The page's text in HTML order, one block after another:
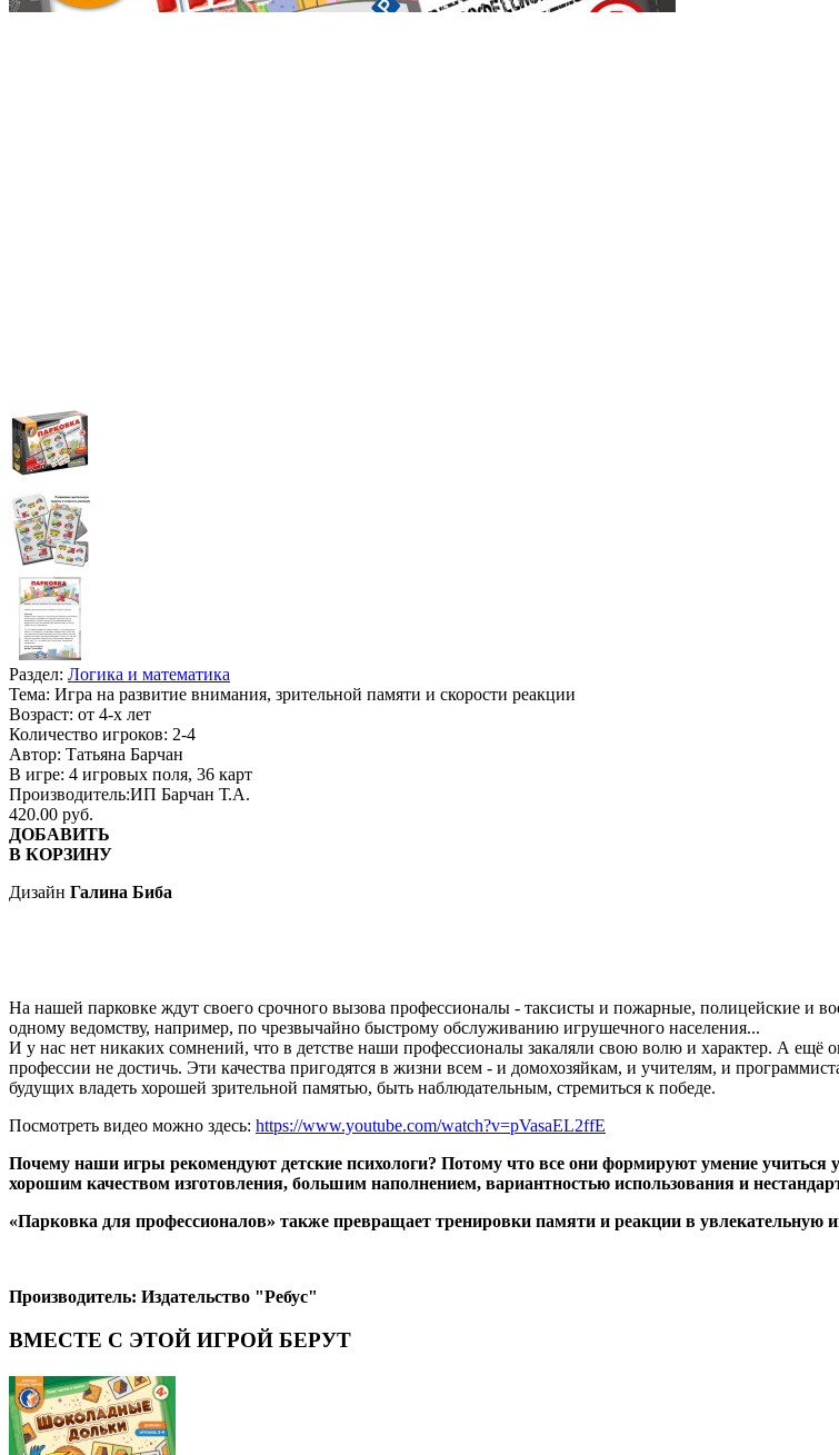
Раздел: Логика и математика
Тема: Игра на развитие внимания, зрительной памяти и скорости реакции
Возраст: от 4-х лет
Количество игроков: 2-4
Автор: Татьяна Барчан
В игре: 4 игровых поля, 36 карт
Производитель:ИП Барчан Т.А.
420.00 руб.
ДОБАВИТЬ
В КОРЗИНУ
Дизайн Галина Биба
На нашей парковке ждут своего срочного вызова профессионалы - таксисты и пожарные, полицейские и
одному ведомству, например, по чрезвычайно быстрому обслуживанию игрушечного населения...
И у нас нет никаких сомнений, что в детстве наши профессионалы закаляли свою волю и характер. А ещё
профессии не достичь. Эти качества пригодятся в жизни всем - и домохозяйкам, и учителям, и
будущих владеть хорошей зрительной памятью, быть наблюдательным, стремиться к победе.
Посмотреть видео можно здесь: https://www.youtube.com/watch?v=pVasaEL2ffE
Почему наши игры рекомендуют детские психологи? Потому что все они формируют умение
хорошим качеством изготовления, большим наполнением, вариантностью использования и
«Парковка для профессионалов» также превращает тренировки памяти и реакции в увлекательную
Производитель: Издательство "Ребус"
ВМЕСТЕ С ЭТОЙ ИГРОЙ БЕРУТ